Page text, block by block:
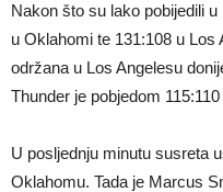
Nakon što su lako pobijedili
u Oklahomi te 131:108 u
održana u Los Angelesu
Thunder je pobjedom
U posljednju minutu susreta
Oklahomu. Tada je Marcus